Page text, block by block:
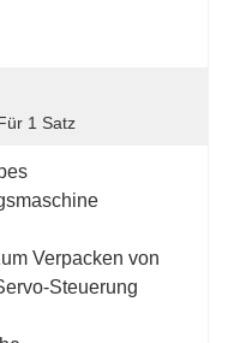
1 Satz
Verpacken von
Steuerung